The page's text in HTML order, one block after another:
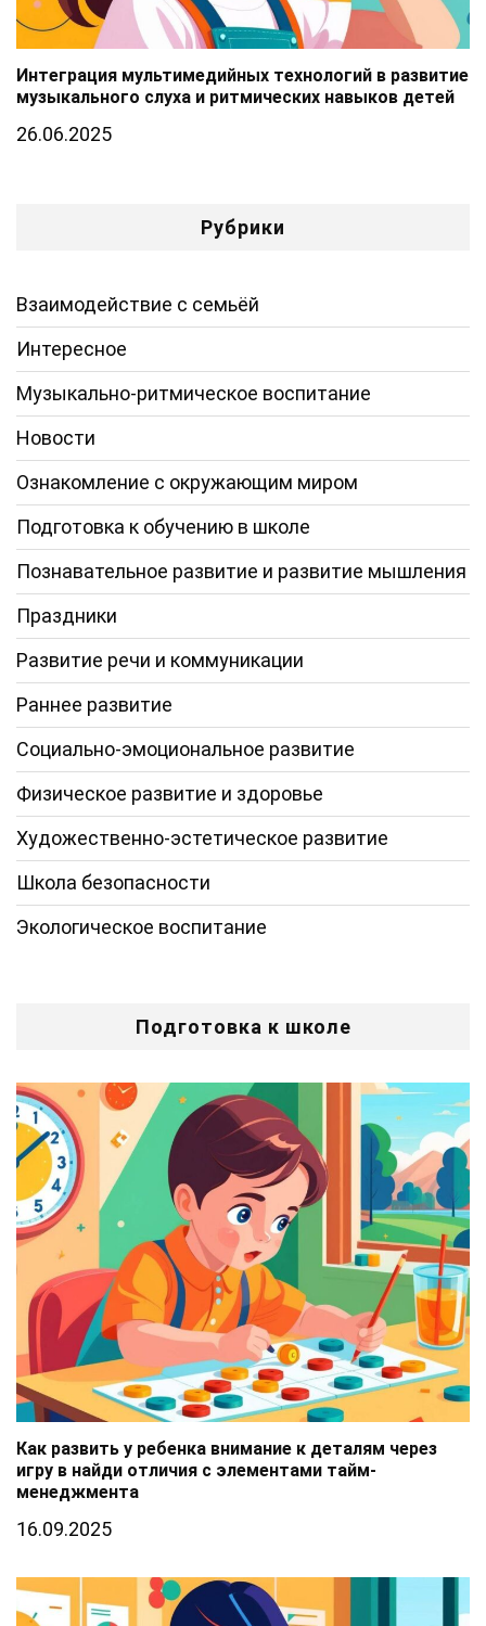
Интеграция мультимедийных технологий в развитие
музыкального слуха и ритмических навыков детей
26.06.2025
Рубрики
Взаимодействие с семьёй
Интересное
Музыкально-ритмическое воспитание
Новости
Ознакомление с окружающим миром
Подготовка к обучению в школе
Познавательное развитие и развитие мышления
Праздники
Развитие речи и коммуникации
Раннее развитие
Социально-эмоциональное развитие
Физическое развитие и здоровье
Художественно-эстетическое развитие
Школа безопасности
Экологическое воспитание
Подготовка к школе
Как развить у ребенка внимание к деталям через
игру в найди отличия с элементами тайм-
менеджмента
16.09.2025